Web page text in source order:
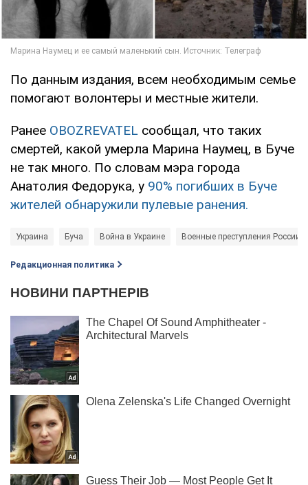
По данным издания, всем необходимым семье
помогают волонтеры и местные жители.
Ранее OBOZREVATEL сообщал, что таких
смертей, какой умерла Марина Наумец, в Буче
не так много. По словам мэра города
Анатолия Федорука, у 90% погибших в Буче
жителей обнаружили пулевые ранения.
Украина Буча Война в Украине Военные преступления России
Редакционная политика